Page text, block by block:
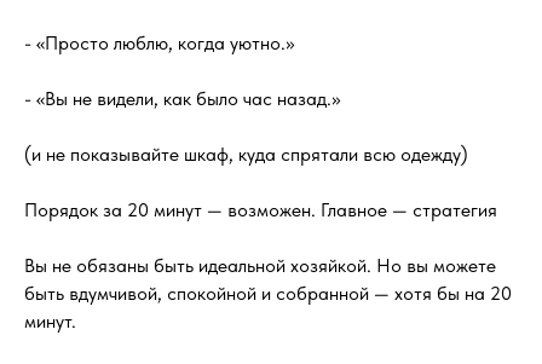
- «Просто люблю, когда уютно.»
- «Вы не видели, как было час назад.»
(и не показывайте шкаф, куда спрятали всю одежду)
Порядок за 20 минут — возможен. Главное — стратегия
Вы не обязаны быть идеальной хозяйкой. Но вы можете
быть вдумчивой, спокойной и собранной — хотя бы на 20
минут.